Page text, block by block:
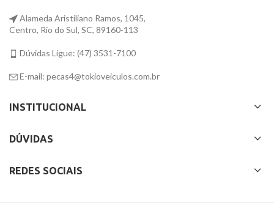
Alameda Aristiliano Ramos, 1045,
Centro, Rio do Sul, SC, 89160-113
Dúvidas Ligue: (47) 3531-7100
E-mail: pecas4@tokioveiculos.com.br
INSTITUCIONAL
DÚVIDAS
REDES SOCIAIS